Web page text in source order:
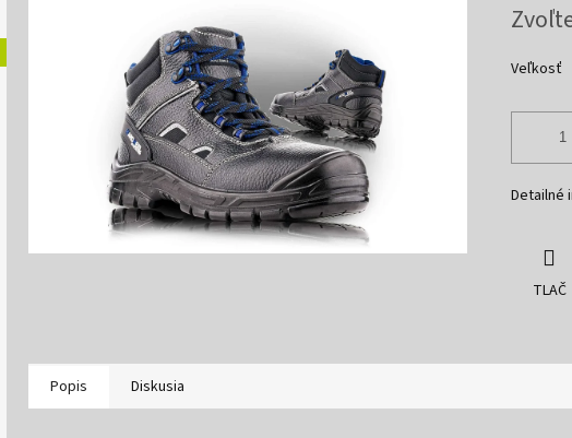
cena:
Veľkosť
Detailné
TLAČ
Popis Diskusia